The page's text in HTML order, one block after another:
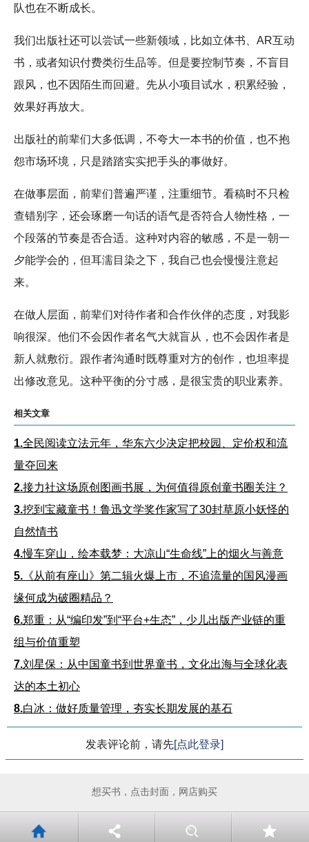
队也在不断成长。
我们出版社还可以尝试一些新领域，比如立体书、AR互动
书，或者知识付费类衍生品等。但是要控制节奏，不盲目
跟风，也不因陌生而回避。先从小项目试水，积累经验，
效果好再放大。
出版社的前辈们大多低调，不夸大一本书的价值，也不抱
怨市场环境，只是踏踏实实把手头的事做好。
在做事层面，前辈们普遍严谨，注重细节。看稿时不只检
查错别字，还会琢磨一句话的语气是否符合人物性格，一
个段落的节奏是否合适。这种对内容的敏感，不是一朝一
夕能学会的，但耳濡目染之下，我自己也会慢慢注意起
来。
在做人层面，前辈们对待作者和合作伙伴的态度，对我影
响很深。他们不会因作者名气大就盲从，也不会因作者是
新人就敷衍。跟作者沟通时既尊重对方的创作，也坦率提
出修改意见。这种平衡的分寸感，是很宝贵的职业素养。
相关文章
1.全民阅读立法元年，华东六少决定把校园、定价权和流
量夺回来
2.接力社这场原创图画书展，为何值得原创童书圈关注？
3.挖到宝藏童书！鲁迅文学奖作家写了30封草原小妖怪的
自然情书
4.慢车穿山，绘本载梦：大凉山“生命线”上的烟火与善意
5. 《从前有座山》第二辑火爆上市，不追流量的国风漫画
缘何成为破圈精品？
6.郑重：从“编印发”到“平台+生态”，少儿出版产业链的重
组与价值重塑
7.刘星保：从中国童书到世界童书，文化出海与全球化表
达的本土初心
8.白冰：做好质量管理，夯实长期发展的基石
发表评论前，请先[点此登录]
想买书，点击封面，网店购买